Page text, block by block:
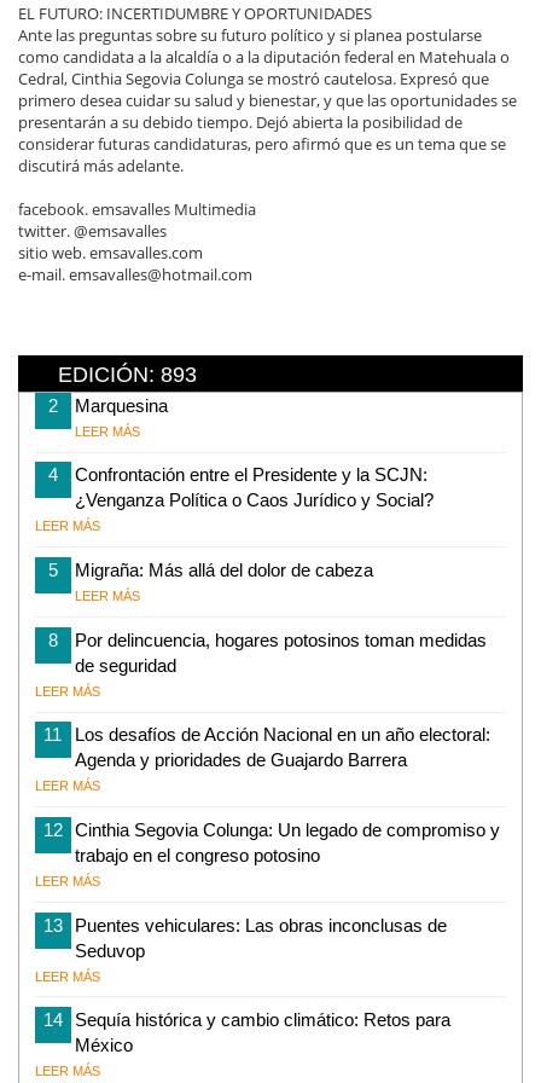
EL FUTURO: INCERTIDUMBRE Y OPORTUNIDADES
Ante las preguntas sobre su futuro político y si planea postularse
como candidata a la alcaldía o a la diputación federal en Matehuala o
Cedral, Cinthia Segovia Colunga se mostró cautelosa. Expresó que
primero desea cuidar su salud y bienestar, y que las oportunidades se
presentarán a su debido tiempo. Dejó abierta la posibilidad de
considerar futuras candidaturas, pero afirmó que es un tema que se
discutirá más adelante.
facebook. emsavalles Multimedia
twitter. @emsavalles
sitio web. emsavalles.com
e-mail. emsavalles@hotmail.com
EDICIÓN: 893
2 Marquesina
LEER MÁS
4
Confrontación entre el Presidente y la SCJN:
¿Venganza Política o Caos Jurídico y Social?
LEER MÁS
5 Migraña: Más allá del dolor de cabeza
LEER MÁS
8
Por delincuencia, hogares potosinos toman medidas
de seguridad
LEER MÁS
11
Los desafíos de Acción Nacional en un año electoral:
Agenda y prioridades de Guajardo Barrera
LEER MÁS
12
Cinthia Segovia Colunga: Un legado de compromiso y
trabajo en el congreso potosino
LEER MÁS
13
Puentes vehiculares: Las obras inconclusas de
Seduvop
LEER MÁS
14
Sequía histórica y cambio climático: Retos para
México
LEER MÁS